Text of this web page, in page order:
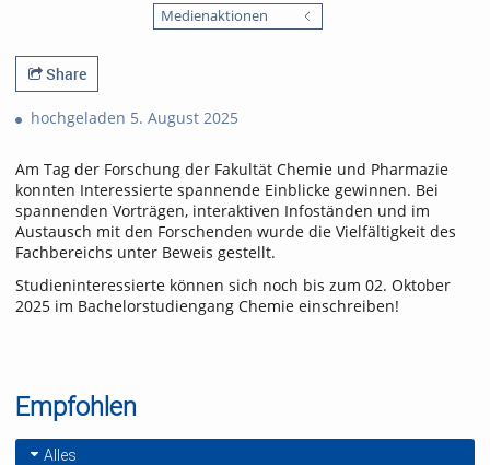
Medienaktionen
Share
hochgeladen 5. August 2025
Am Tag der Forschung der Fakultät Chemie und Pharmazie
konnten Interessierte spannende Einblicke gewinnen. Bei
spannenden Vorträgen, interaktiven Infoständen und im
Austausch mit den Forschenden wurde die Vielfältigkeit des
Fachbereichs unter Beweis gestellt.
Studieninteressierte können sich noch bis zum 02. Oktober
2025 im Bachelorstudiengang Chemie einschreiben!
Empfohlen
Alles